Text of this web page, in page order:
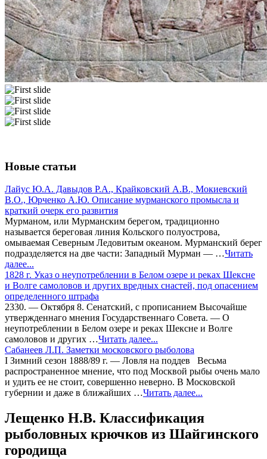
Новые статьи
Лайус Ю.А. Давыдов Р.А., Крайковский А.В., Мокиевский
В.О., Юрченко А.Ю. Описание мурманского промысла и
краткий очерк его развития
Мурманом, или Мурманским берегом, традиционно
называется береговая линия Кольского полуострова,
омываемая Северным Ледовитым океаном. Мурманский берег
подразделяется на две части: Западный Мурман — …Читать
далее...
1828 г. Указ о неупотреблении в Белом озере и реках Шексне
и Волге самоловов и других вредных снастей, под опасением
определенного штрафа
2330. — Октября 8. Сенатский, с прописанием Высочайше
утвержденнаго мнения Государственнаго Совета. — О
неупотреблении в Белом озере и реках Шексне и Волге
самоловов и других …Читать далее...
Сабанеев Л.П. Заметки московского рыболова
I Зимний сезон 1888/89 г. — Ловля на поддев Весьма
распространенное мнение, что под Москвой рыбы очень мало
и удить ее не стоит, совершенно неверно. В Московской
губернии и даже в ближайших …Читать далее...
Лещенко Н.В. Классификация
рыболовных крючков из Шайгинского
городища